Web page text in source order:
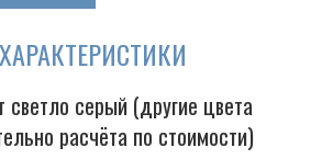
серый (другие цвета
расчёта по стоимости)